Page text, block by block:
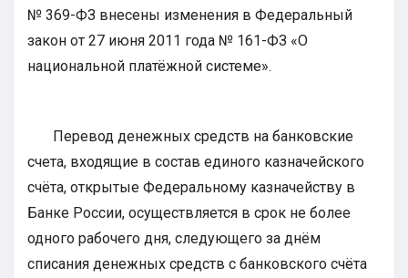
№ 369-ФЗ внесены изменения в Федеральный
закон от 27 июня 2011 года № 161-ФЗ «О
национальной платёжной системе».
Перевод денежных средств на банковские
счета, входящие в состав единого казначейского
счёта, открытые Федеральному казначейству в
Банке России, осуществляется в срок не более
одного рабочего дня, следующего за днём
списания денежных средств с банковского счёта